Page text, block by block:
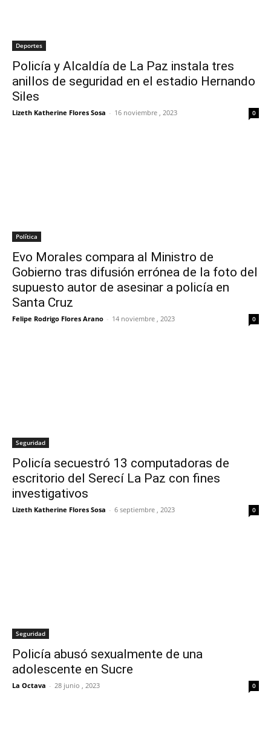
Deportes
Policía y Alcaldía de La Paz instala tres
anillos de seguridad en el estadio Hernando
Siles
Lizeth Katherine Flores Sosa - 16 noviembre , 2023 0
Política
Evo Morales compara al Ministro de
Gobierno tras difusión errónea de la foto del
supuesto autor de asesinar a policía en
Santa Cruz
Felipe Rodrigo Flores Arano - 14 noviembre , 2023 0
Seguridad
Policía secuestró 13 computadoras de
escritorio del Serecí La Paz con fines
investigativos
Lizeth Katherine Flores Sosa - 6 septiembre , 2023 0
Seguridad
Policía abusó sexualmente de una
adolescente en Sucre
La Octava - 28 junio , 2023 0